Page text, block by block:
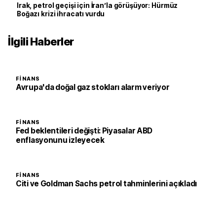
Irak, petrol geçişi için İran’la görüşüyor: Hürmüz
Boğazı krizi ihracatı vurdu
İlgili Haberler
FINANS
Avrupa'da doğal gaz stokları alarm veriyor
FINANS
Fed beklentileri değişti: Piyasalar ABD
enflasyonunu izleyecek
FINANS
Citi ve Goldman Sachs petrol tahminlerini açıkladı